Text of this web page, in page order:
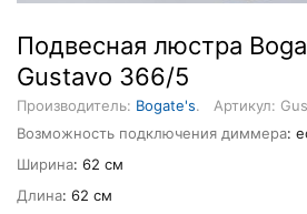
Подвеcная люстра
Gustavo 366/5
Производитель: Bogate's.
Артикул:
Возможность подключения диммера:
Ширина: 62 см
Длина: 62 см